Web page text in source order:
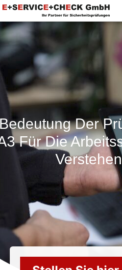
Der
Für Die
Verstehen